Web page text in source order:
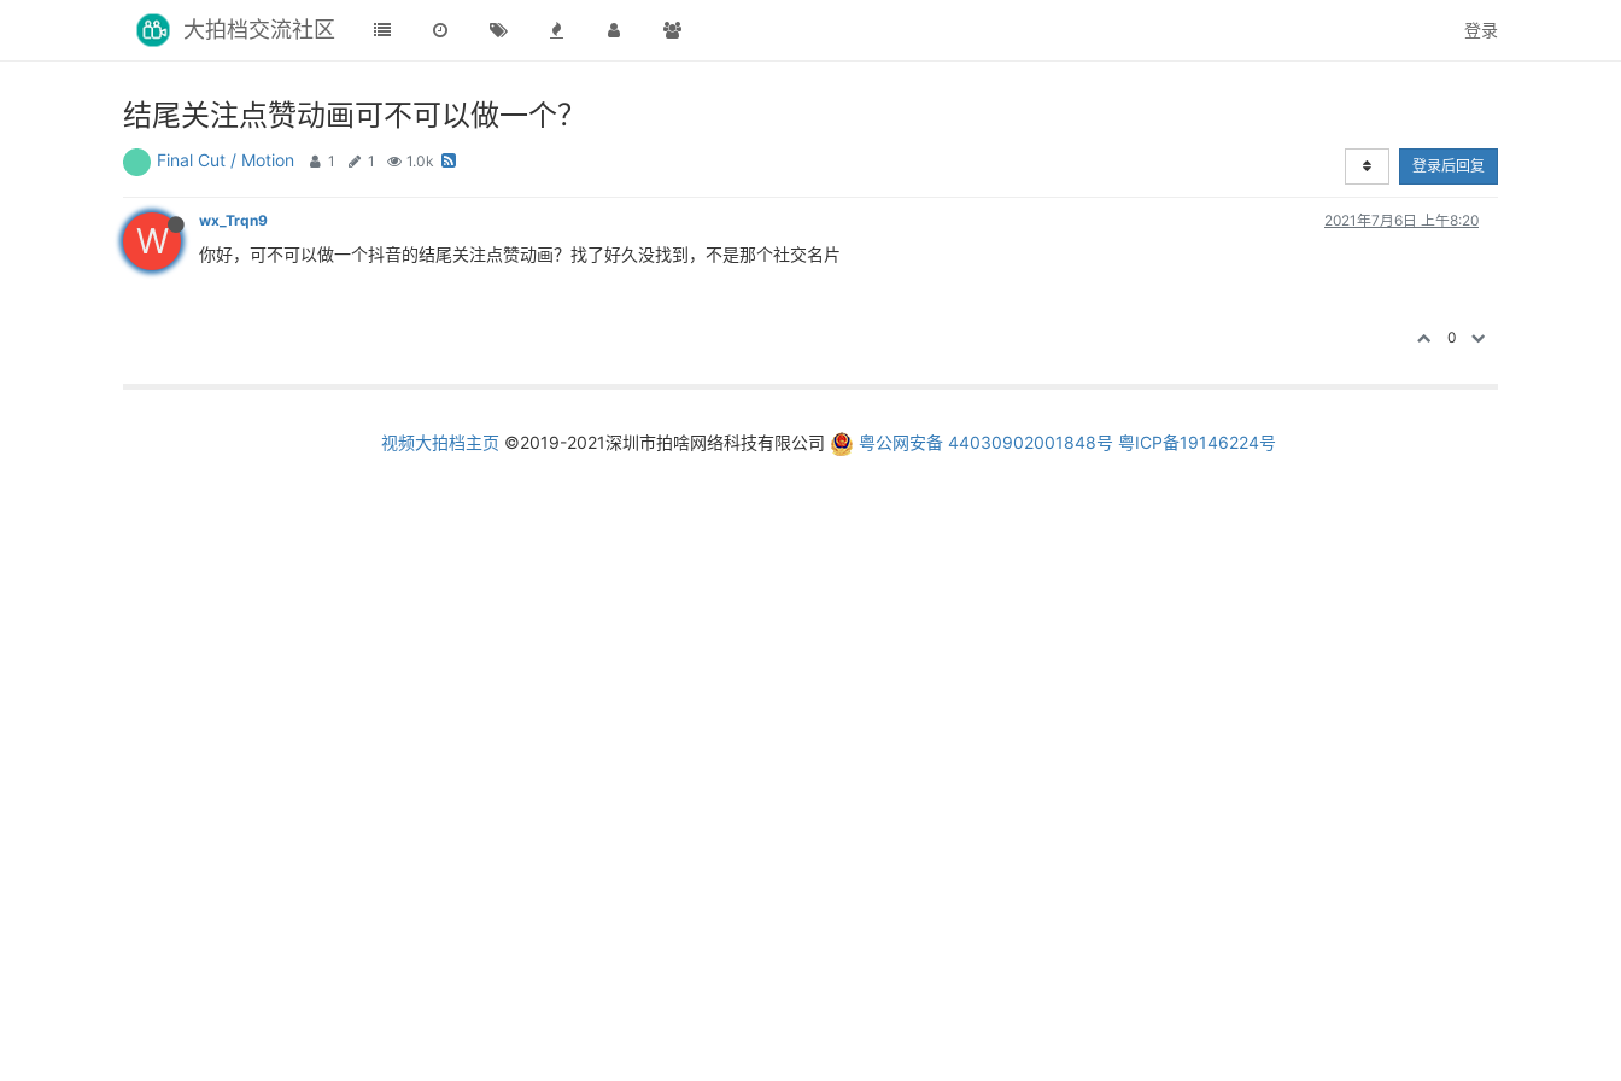
大拍档交流社区 登录
结尾关注点赞动画可不可以做一个？
Final Cut / Motion 1 1 1.0k 登录后回复
W wx_Trqn9 2021年7月6日 上午8:20
你好，可不可以做一个抖音的结尾关注点赞动画？找了好久没找到，不是那个社交名片
0
视频大拍档主页 ©2019-2021深圳市拍啥网络科技有限公司 粤公网安备 44030902001848号 粤ICP备19146224号